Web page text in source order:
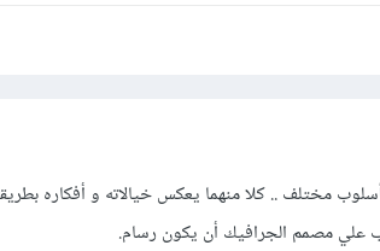
مختلف .. كلا منهما يعكس خيالاته و أفكاره
مصمم الجرافيك أن يكون رسام.